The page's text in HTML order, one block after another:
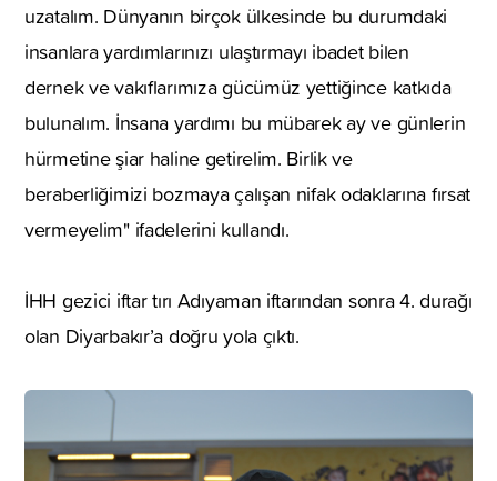
uzatalım. Dünyanın birçok ülkesinde bu durumdaki
insanlara yardımlarınızı ulaştırmayı ibadet bilen
dernek ve vakıflarımıza gücümüz yettiğince katkıda
bulunalım. İnsana yardımı bu mübarek ay ve günlerin
hürmetine şiar haline getirelim. Birlik ve
beraberliğimizi bozmaya çalışan nifak odaklarına fırsat
vermeyelim" ifadelerini kullandı.
İHH gezici iftar tırı Adıyaman iftarından sonra 4. durağı
olan Diyarbakır’a doğru yola çıktı.